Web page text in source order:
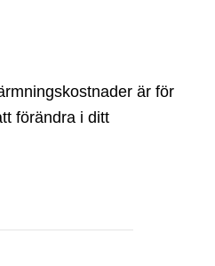
är för
förändra i ditt